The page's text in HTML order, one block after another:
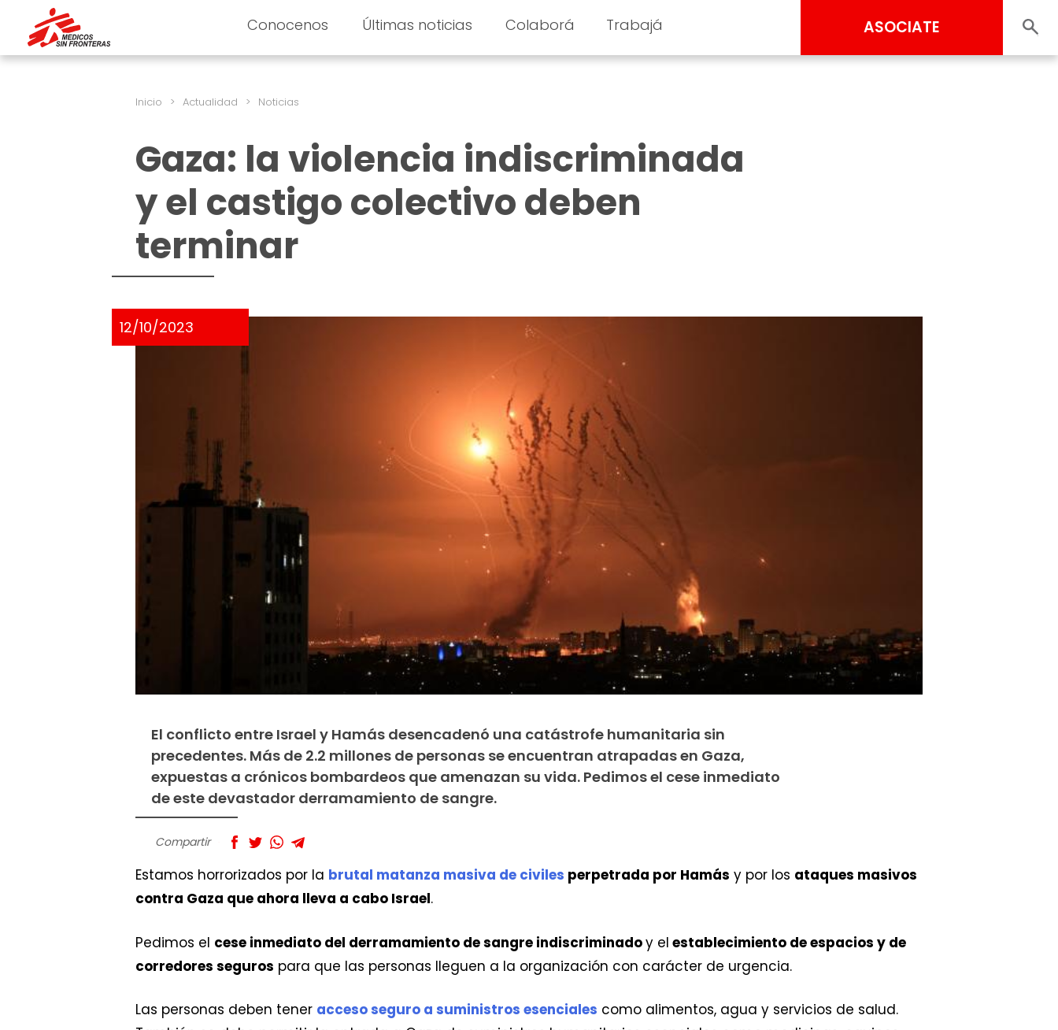
Conocenos Últimas noticias Colaborá Trabajá ASOCIATE
Inicio > Actualidad > Noticias
Gaza: la violencia indiscriminada
y el castigo colectivo deben
terminar
12/10/2023
El conflicto entre Israel y Hamás desencadenó una catástrofe humanitaria sin
precedentes. Más de 2.2 millones de personas se encuentran atrapadas en Gaza,
expuestas a crónicos bombardeos que amenazan su vida. Pedimos el cese inmediato
de este devastador derramamiento de sangre.
Compartir
Estamos horrorizados por la brutal matanza masiva de civiles perpetrada por Hamás y por los ataques masivos
contra Gaza que ahora lleva a cabo Israel.
Pedimos el cese inmediato del derramamiento de sangre indiscriminadoy el establecimiento de espacios y de
corredores seguros para que las personas lleguen a la organización con carácter de urgencia.
Las personas deben tener acceso seguro a suministros esenciales como alimentos, agua y servicios de salud.